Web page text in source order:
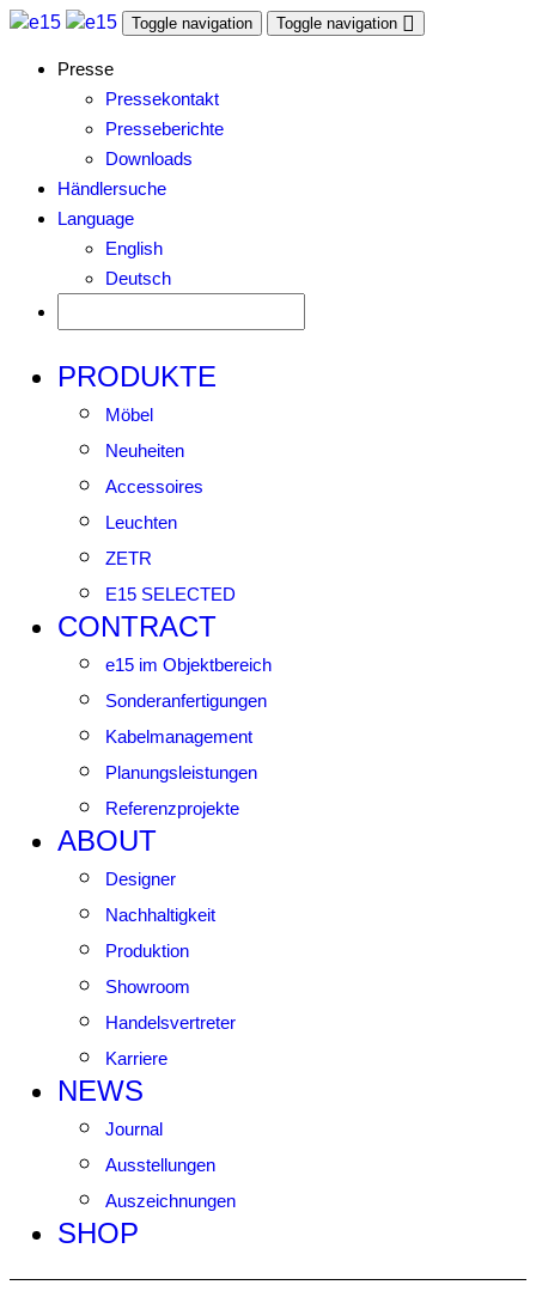
Toggle navigation Toggle navigation
Presse
Pressekontakt
Presseberichte
Downloads
Händlersuche
Language
English
Deutsch
PRODUKTE
Möbel
Neuheiten
Accessoires
Leuchten
ZETR
E15 SELECTED
CONTRACT
e15 im Objektbereich
Sonderanfertigungen
Kabelmanagement
Planungsleistungen
Referenzprojekte
ABOUT
Designer
Nachhaltigkeit
Produktion
Showroom
Handelsvertreter
Karriere
NEWS
Journal
Ausstellungen
Auszeichnungen
SHOP